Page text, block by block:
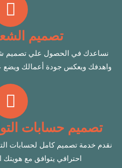
تصميم
نساعدك في الحصول علي تصميم
واهدفك ويعكس جودة أعمالك ويضع
تصميم حسابات
نقدم خدمة تصميم كامل لحسابات
احترافي يتوافق مع